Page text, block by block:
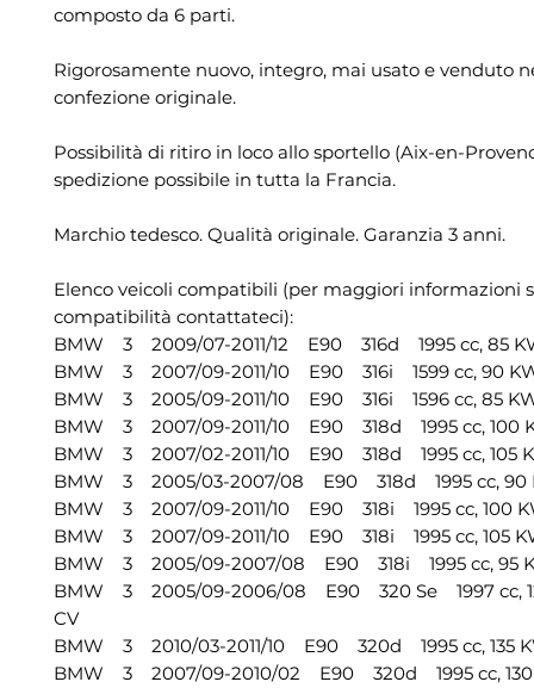
composto da 6 parti.
Rigorosamente nuovo, integro, mai usato e venduto
confezione originale.
Possibilità di ritiro in loco allo sportello (Aix-en-
spedizione possibile in tutta la Francia.
Marchio tedesco. Qualità originale. Garanzia 3 anni.
Elenco veicoli compatibili (per maggiori informazioni
compatibilità contattateci):
BMW 3 2009/07-2011/12 E90 316d 1995 cc, 85
BMW 3 2007/09-2011/10 E90 316i 1599 cc, 90
BMW 3 2005/09-2011/10 E90 316i 1596 cc, 85 KW,
BMW 3 2007/09-2011/10 E90 318d 1995 cc, 100
BMW 3 2007/02-2011/10 E90 318d 1995 cc, 105
BMW 3 2005/03-2007/08 E90 318d 1995 cc, 90
BMW 3 2007/09-2011/10 E90 318i 1995 cc, 100
BMW 3 2007/09-2011/10 E90 318i 1995 cc, 105
BMW 3 2005/09-2007/08 E90 318i 1995 cc, 95
BMW 3 2005/09-2006/08 E90 320 Se 1997 cc,
CV
BMW 3 2010/03-2011/10 E90 320d 1995 cc, 135
BMW 3 2007/09-2010/02 E90 320d 1995 cc, 130